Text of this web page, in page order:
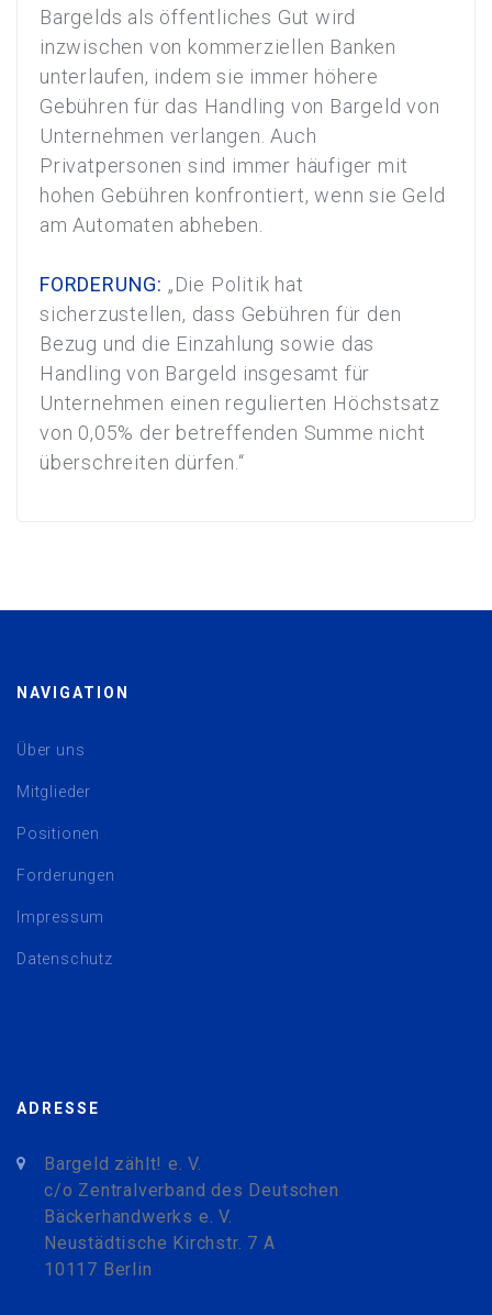
Bargelds als öffentliches Gut wird
inzwischen von kommerziellen Banken
unterlaufen, indem sie immer höhere
Gebühren für das Handling von Bargeld von
Unternehmen verlangen. Auch
Privatpersonen sind immer häufiger mit
hohen Gebühren konfrontiert, wenn sie Geld
am Automaten abheben.
FORDERUNG: „Die Politik hat
sicherzustellen, dass Gebühren für den
Bezug und die Einzahlung sowie das
Handling von Bargeld insgesamt für
Unternehmen einen regulierten Höchstsatz
von 0,05% der betreffenden Summe nicht
überschreiten dürfen.“
NAVIGATION
Über uns
Mitglieder
Positionen
Forderungen
Impressum
Datenschutz
ADRESSE
Bargeld zählt! e. V.
c/o Zentralverband des Deutschen
Bäckerhandwerks e. V.
Neustädtische Kirchstr. 7 A
10117 Berlin